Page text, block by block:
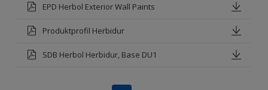
EPD Herbol Exterior Wall Paints
Produktprofil Herbidur
SDB Herbol Herbidur, Base DU1